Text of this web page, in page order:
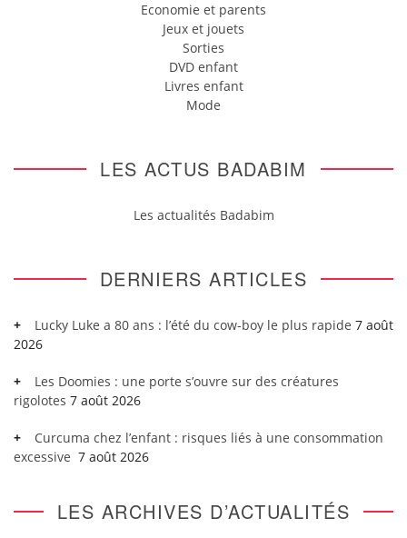
Economie et parents
Jeux et jouets
Sorties
DVD enfant
Livres enfant
Mode
LES ACTUS BADABIM
Les actualités Badabim
DERNIERS ARTICLES
Lucky Luke a 80 ans : l’été du cow-boy le plus rapide 7 août
2026
Les Doomies : une porte s’ouvre sur des créatures
rigolotes 7 août 2026
Curcuma chez l’enfant : risques liés à une consommation
excessive 7 août 2026
LES ARCHIVES D’ACTUALITÉS